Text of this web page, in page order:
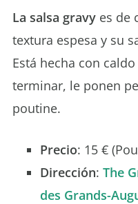
La salsa gravy es de
textura espesa y su
Está hecha con
terminar, le ponen
poutine.
Precio: 15 €
Dirección: The
des Grands-